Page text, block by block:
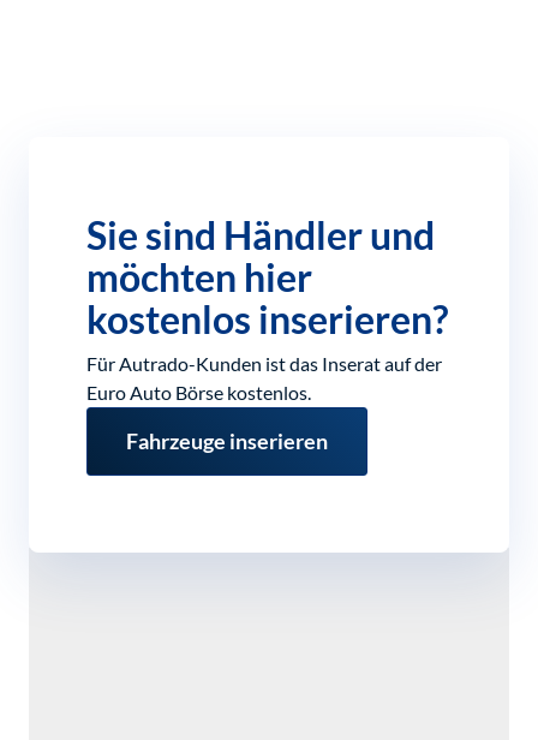
Sie sind Händler und
möchten hier
kostenlos inserieren?
Für Autrado-Kunden ist das Inserat auf der
Euro Auto Börse kostenlos.
Fahrzeuge inserieren